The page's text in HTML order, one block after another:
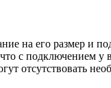
на его размер и
подключением у
отсутствовать